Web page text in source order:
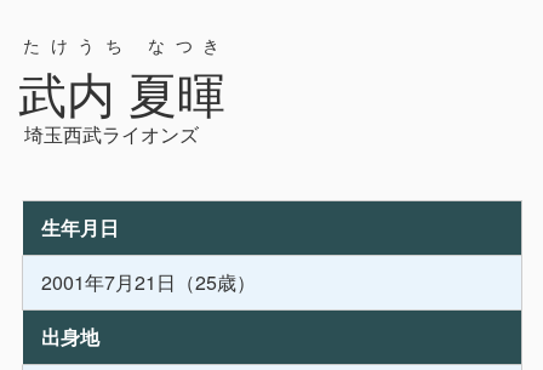
武内 夏暉
たけうち なつき
埼玉西武ライオンズ
生年月日
2001年7月21日（25歳）
出身地